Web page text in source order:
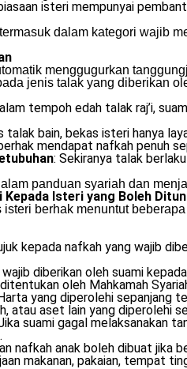
isteri mempunyai
dalam kategori wajib
menggugurkan
jenis talak yang diberikan
tempoh edah talak raj’i,
talak bain, bekas isteri hanya
mendapat nafkah penuh
: Sekiranya talak
panduan syariah dan
Kepada Isteri yang Boleh
berhak menuntut
kepada nafkah yang wajib
wajib diberikan oleh suami
oleh Mahkamah
yang diperolehi sepanjang
atau aset lain yang diperolehi
suami gagal melaksanakan
nafkah anak boleh dibuat jika
makanan, pakaian, tempat